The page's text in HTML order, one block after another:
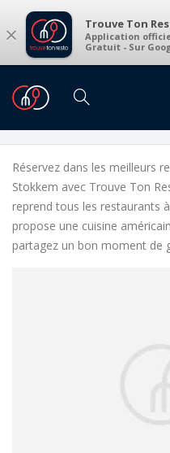
× Trouve Ton
Application
Gratuit - Sur
Restaurants
Restaurants
Réservez dans les meilleurs
Stokkem avec Trouve Ton
reprend tous les restaurants
propose une cuisine
partagez un bon moment de